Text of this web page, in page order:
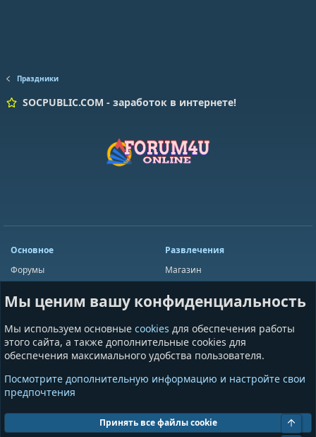
Праздники
SOCPUBLIC.COM - заработок в интернете!
Основное
Форумы
Мини-чат
Ресурсы
Сообщества
Развлечения
Магазин
Лотереи
Приложения
Информация
Условия и правила
Политика конфиденциальности
Помощь
Разное
Общая информация
Пожертвования
Мы ценим вашу конфиденциальность
Мы используем основные cookies для обеспечения работы
этого сайта, а также дополнительные cookies для
обеспечения максимального удобства пользователя.
Посмотрите дополнительную информацию и настройте свои
предпочтения
Принять все файлы cookie